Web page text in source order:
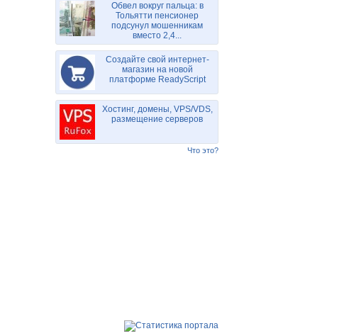
Обвел вокруг пальца: в
Тольятти пенсионер
подсунул мошенникам
вместо 2,4...
Создайте свой интернет-
магазин на новой
платформе ReadyScript
Хостинг, домены, VPS/VDS,
размещение серверов
Что это?